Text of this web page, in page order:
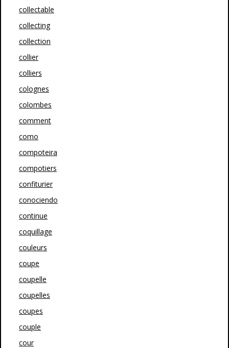
collectable
collecting
collection
collier
colliers
colognes
colombes
comment
como
compoteira
compotiers
confiturier
conociendo
continue
coquillage
couleurs
coupe
coupelle
coupelles
coupes
couple
cour